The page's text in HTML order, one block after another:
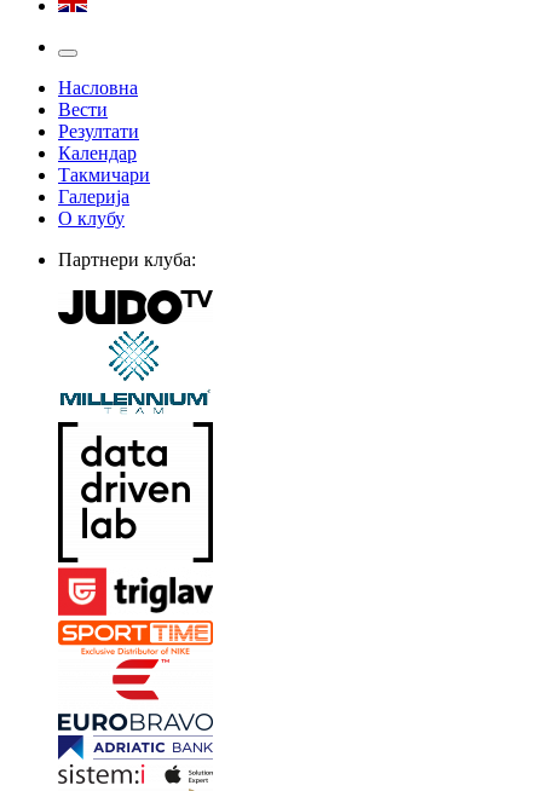
Насловна
Вести
Резултати
Календар
Такмичари
Галерија
О клубу
Партнери клуба: